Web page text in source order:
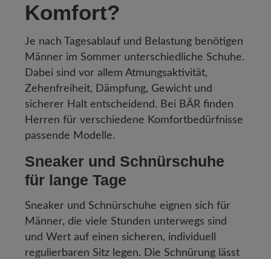
Komfort?
Je nach Tagesablauf und Belastung benötigen
Männer im Sommer unterschiedliche Schuhe.
Dabei sind vor allem Atmungsaktivität,
Zehenfreiheit, Dämpfung, Gewicht und
sicherer Halt entscheidend. Bei BÄR finden
Herren für verschiedene Komfortbedürfnisse
passende Modelle.
Sneaker und Schnürschuhe
für lange Tage
Sneaker und Schnürschuhe eignen sich für
Männer, die viele Stunden unterwegs sind
und Wert auf einen sicheren, individuell
regulierbaren Sitz legen. Die Schnürung lässt